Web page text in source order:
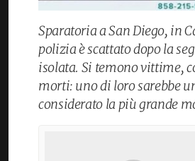
Sparatoria a San Diego, in
polizia è scattato dopo la
isolata. Si temono vittime,
morti: uno di loro sarebbe
considerato la più grande